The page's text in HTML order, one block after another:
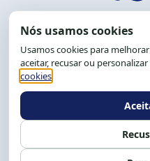
End.: R. da
CEP:
Tel.: (71) 2104-5457,
Expediente: 8h
Siga nossas redes